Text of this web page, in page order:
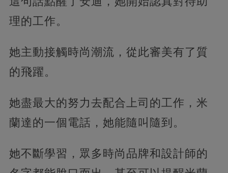
理的工作。
她主動接觸時尚潮流，從此審美有了質
的飛躍。
她盡最大的努力去配合上司的工作，米
蘭達的一個電話，她能隨叫隨到。
她不斷學習，眾多時尚品牌和設計師的